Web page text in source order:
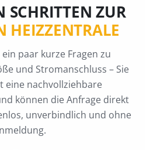
SCHRITTEN ZUR
HEIZZENTRALE
paar kurze Fragen zu
und Stromanschluss – Sie
eine nachvollziehbare
können die Anfrage direkt
unverbindlich und ohne